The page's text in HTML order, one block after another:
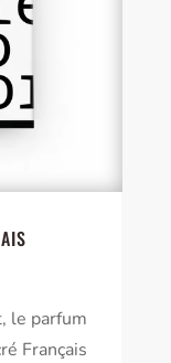
le parfum
Français